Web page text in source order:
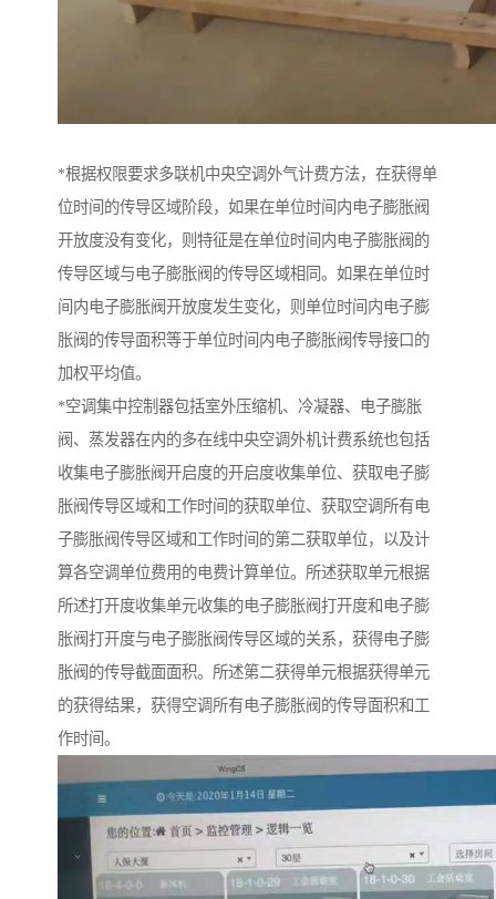
*根据权限要求多联机中央空调外气计费方法，在获得单
位时间的传导区域阶段，如果在单位时间内电子膨胀阀
开放度没有变化，则特征是在单位时间内电子膨胀阀的
传导区域与电子膨胀阀的传导区域相同。如果在单位时
间内电子膨胀阀开放度发生变化，则单位时间内电子膨
胀阀的传导面积等于单位时间内电子膨胀阀传导接口的
加权平均值。
*空调集中控制器包括室外压缩机、冷凝器、电子膨胀
阀、蒸发器在内的多在线中央空调外机计费系统也包括
收集电子膨胀阀开启度的开启度收集单位、获取电子膨
胀阀传导区域和工作时间的获取单位、获取空调所有电
子膨胀阀传导区域和工作时间的第二获取单位，以及计
算各空调单位费用的电费计算单位。所述获取单元根据
所述打开度收集单元收集的电子膨胀阀打开度和电子膨
胀阀打开度与电子膨胀阀传导区域的关系，获得电子膨
胀阀的传导截面面积。所述第二获得单元根据获得单元
的获得结果，获得空调所有电子膨胀阀的传导面积和工
作时间。